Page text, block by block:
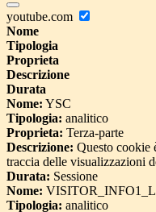
youtube.com
Nome
Tipologia
Proprieta
Descrizione
Durata
Nome: YSC
Tipologia: analitico
Proprieta: Terza-parte
Descrizione: Questo cookie
traccia delle visualizzazioni
Durata: Sessione
Nome:
Tipologia: analitico